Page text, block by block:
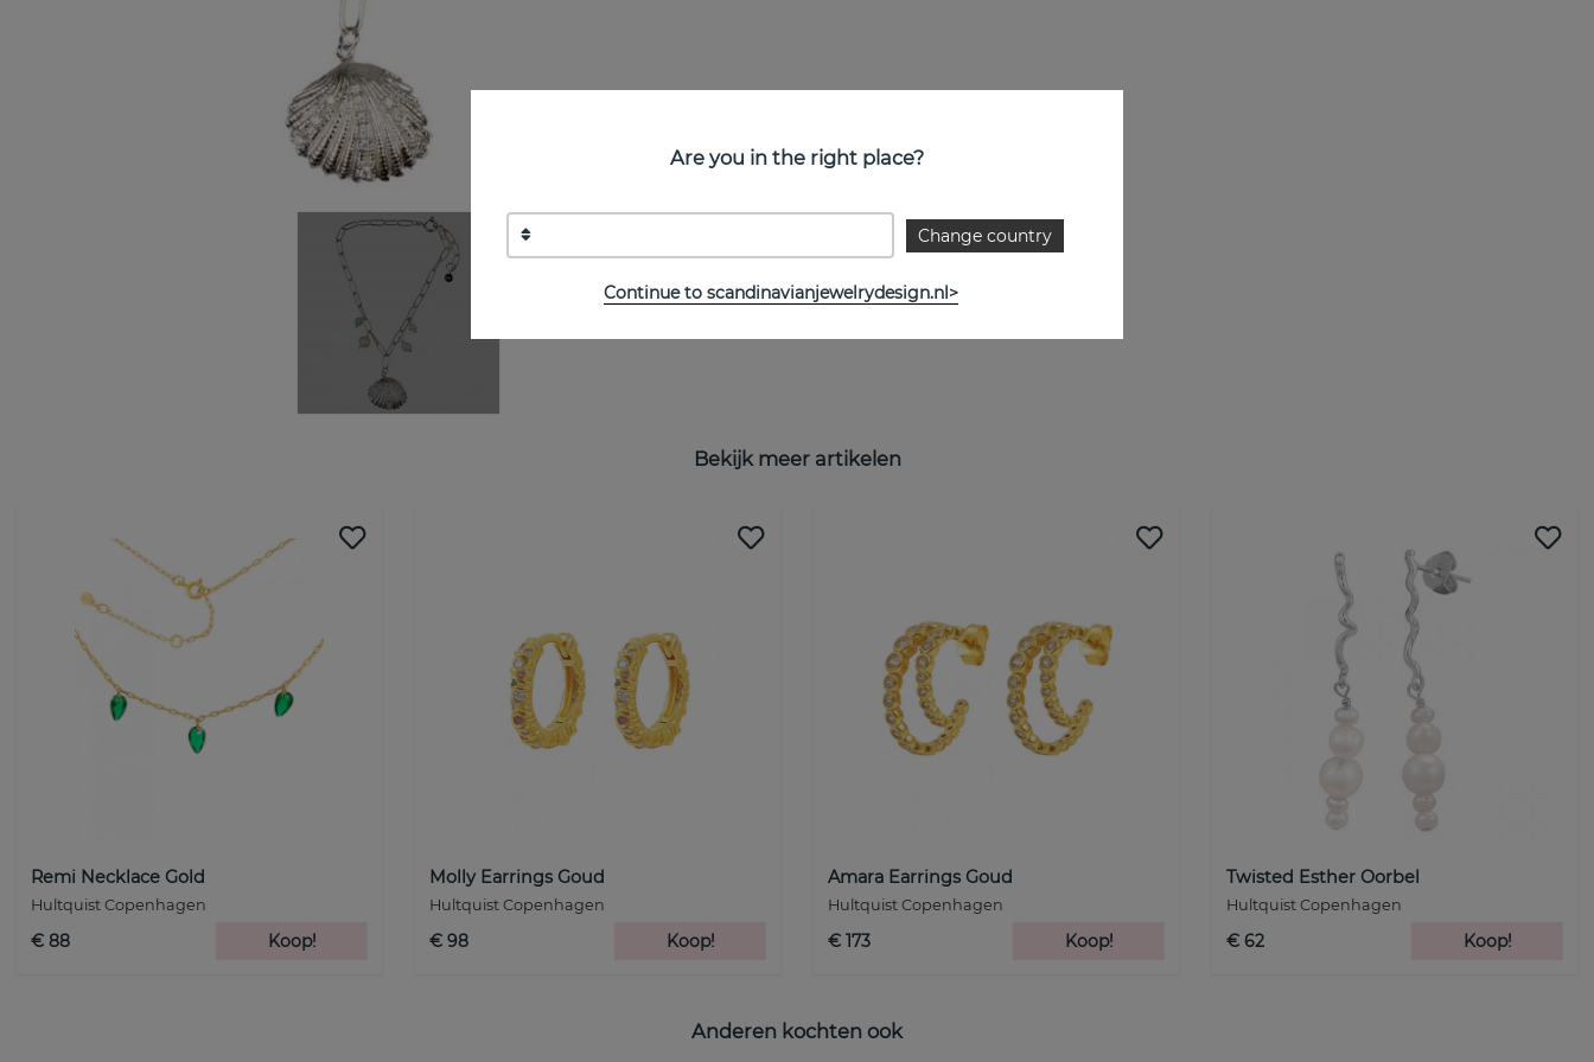
Bekijk meer artikelen
Remi Necklace Gold
Hultquist Copenhagen
€ 88 Koop!
Molly Earrings Goud
Hultquist Copenhagen
€ 98 Koop!
Amara Earrings Goud
Hultquist Copenhagen
€ 173 Koop!
Twisted Esther Oorbel
Hultquist Copenhagen
€ 62 Koop!
Anderen kochten ook
Are you in the right place?
Change country
Continue to scandinavianjewelrydesign.nl>